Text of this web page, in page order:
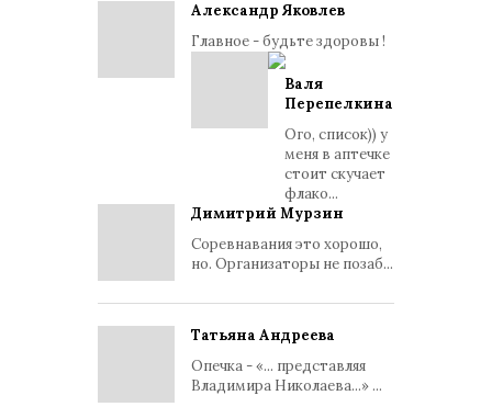
Александр Яковлев
Главное - будьте здоровы !
Валя
Перепелкина
Ого, список)) у
меня в аптечке
стоит скучает
флако...
Димитрий Мурзин
Соревнавания это хорошо,
но. Организаторы не позаб...
Татьяна Андреева
Опечка - «... представляя
Владимира Николаева...» ...